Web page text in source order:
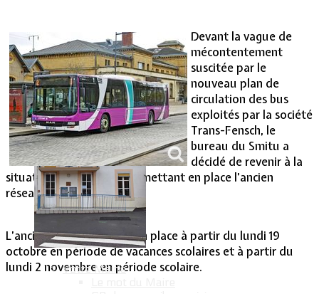
Vie Municipale
Votre Mairie
Devant la vague de
mécontentement
suscitée par le
nouveau plan de
circulation des bus
exploités par la société
Trans-Fensch, le
bureau du Smitu a
décidé de revenir à la
situation antérieure en remettant en place l’ancien
réseau.
L’ancien réseau sera mis en place à partir du lundi 19
octobre en période de vacances scolaires et à partir du
lundi 2 novembre en période scolaire.